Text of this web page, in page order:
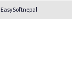
EasySoftnepal